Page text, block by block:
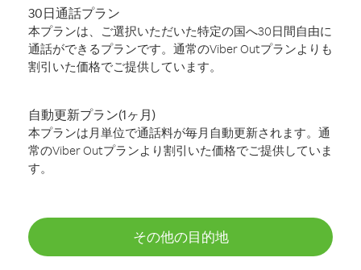
30日通話プラン
本プランは、ご選択いただいた特定の国へ30日間自由に
通話ができるプランです。通常のViber Outプランよりも
割引いた価格でご提供しています。
自動更新プラン(1ヶ月)
本プランは月単位で通話料が毎月自動更新されます。通
常のViber Outプランより割引いた価格でご提供していま
す。
その他の目的地